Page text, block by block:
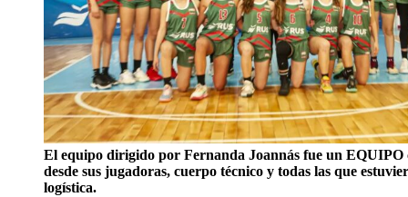
El equipo dirigido por Fernanda Joannás fue un EQUIPO
desde sus jugadoras, cuerpo técnico y todas las que
logística.